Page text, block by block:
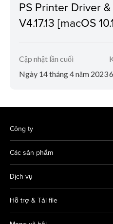
PS Printer Driver
V4.17.13 [macOS
Cập nhật lần cuối
Ngày 14 tháng 4 năm 2023
Công ty
Các sản phẩm
Dịch vụ
Hỗ trợ & Tải file